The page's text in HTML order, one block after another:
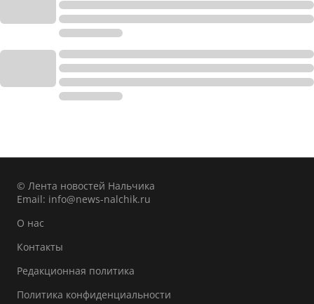
© Лента новостей Нальчика
Email: info@news-nalchik.ru
О нас
Контакты
Редакционная политика
Политика конфиденциальности